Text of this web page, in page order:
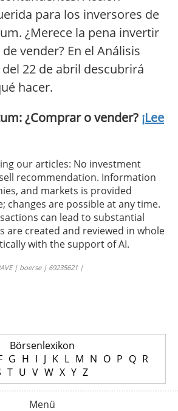
para los inversores de
¿Merece la pena invertir
vender? En el Análisis
22 de abril descubrirá
hacer.
¿Comprar o vender? ¡Lee
our articles: No investment
recommendation. Information
and markets is provided
changes are possible at any time.
can lead to substantial
are created and reviewed in whole
with the support of AI.
| boerse | 69235621 |
Börsenlexikon
G H I J K L M N O P Q R
T U V W X Y Z
Menü